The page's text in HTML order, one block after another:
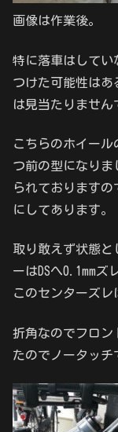
画像は作業後。
特に落車はしてい
つけた可能性はあ
は見当たりません
こちらのホイール
つ前の型になり
られております
にしてあります。
取り敢えず状態と
ーはDSへ0.1mmズ
このセンターズレ
折角なのでフロン
たのでノータッチ